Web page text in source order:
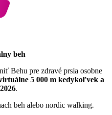
beh
Behu pre zdravé prsia osobne
5 000 m kedykoľvek a
.
beh alebo nordic walking.